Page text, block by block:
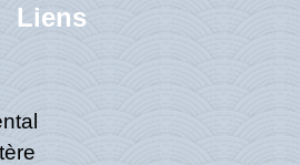
Liens